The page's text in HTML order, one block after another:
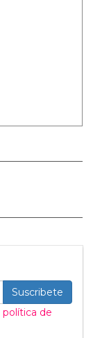
Suscribete
política de